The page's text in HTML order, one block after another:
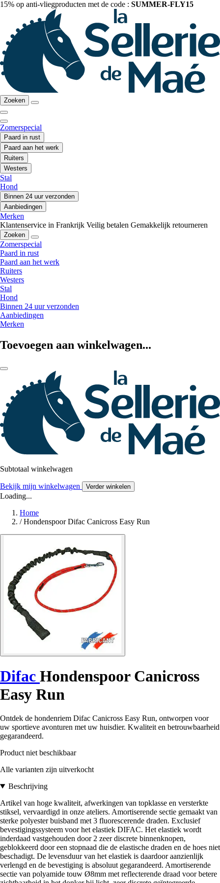
15% op anti-vliegproducten met de code : SUMMER-FLY15
Zoeken
Zomerspecial
Paard in rust
Paard aan het werk
Ruiters
Westers
Stal
Hond
Binnen 24 uur verzonden
Aanbiedingen
Merken
Klantenservice in Frankrijk Veilig betalen Gemakkelijk retourneren
Zoeken
Zomerspecial
Paard in rust
Paard aan het werk
Ruiters
Westers
Stal
Hond
Binnen 24 uur verzonden
Aanbiedingen
Merken
Toevoegen aan winkelwagen...
Subtotaal winkelwagen
Bekijk mijn winkelwagen Verder winkelen
Loading...
Home
/ Hondenspoor Difac Canicross Easy Run
Difac Hondenspoor Canicross
Easy Run
Ontdek de hondenriem Difac Canicross Easy Run, ontworpen voor
uw sportieve avonturen met uw huisdier. Kwaliteit en betrouwbaarheid
gegarandeerd.
Product niet beschikbaar
Alle varianten zijn uitverkocht
Beschrijving
Artikel van hoge kwaliteit, afwerkingen van topklasse en versterkte
stiksel, vervaardigd in onze ateliers. Amortiserende sectie gemaakt van
sterke polyester buisband met 3 fluorescerende draden. Exclusief
bevestigingssysteem voor het elastiek DIFAC. Het elastiek wordt
inderdaad vastgehouden door 2 zeer discrete binnenknopen,
geblokkeerd door een stopnaad die de elastische draden en de hoes niet
beschadigt. De levensduur van het elastiek is daardoor aanzienlijk
verlengd en de bevestiging is absoluut gegarandeerd. Amortiserende
sectie van polyamide touw Ø8mm met reflecterende draad voor betere